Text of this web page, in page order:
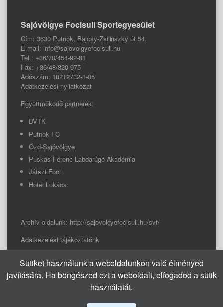
Sajóvölgye Focisuli Sportegyesület
Cím: 3630 Putnok, Bajcsy-Zsilinszky út 54.
E-mail: info@sajovolgyefocisuli.hu
Tel.: +36/70/454-92-81
Fax: +36/48/820-975
Adószám: 18212732-1-05
Adatkezelési nyilatkozat
Együttműködő partnerek:
DVTK
Putnok FC
Ózd-Sajóvölgye
Puskás Ferenc Labdarúgó Akadémia
Játszi Foci
Hotel Lukács
Archív oldalunk: http://sajovolgyefocisuli.hu/svf/
Adatkezelési tájékoztatónk
© 2026 Sajóvölgye Focisuli
info@sajovolgyefocisuli.hu
Sütiket használunk a weboldalunkon való élményed
javítására. Ha böngészed ezt a weboldalt, elfogadod a sütik
használatát.